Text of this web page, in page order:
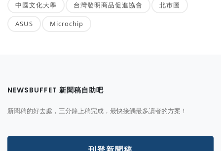
中國文化大學 台灣發明商品促進協會 北市圖
ASUS Microchip
NEWSBUFFET 新聞稿自助吧
新聞稿的好去處，三分鐘上稿完成，最快接觸最多讀者的方案！